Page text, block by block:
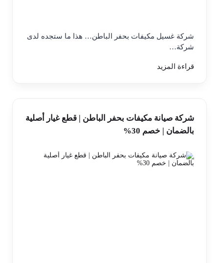
شركة غسيل مكيفات بحفر الباطن… هذا ما ستجده لدى
شركة…
قراءة المزيد
شركة صيانة مكيفات بحفر الباطن | قطع غيار أصلية
بالضمان | خصم 30%